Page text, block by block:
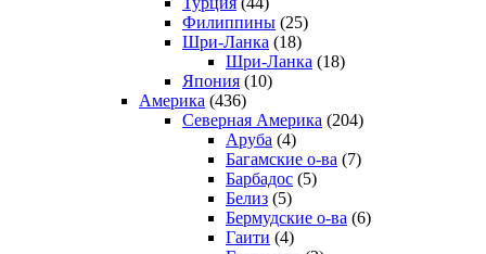
Филиппины (25)
Шри-Ланка (18)
Шри-Ланка (18)
Япония (10)
Америка (436)
Северная Америка (204)
Аруба (4)
Багамские о-ва (7)
Барбадос (5)
Белиз (5)
Бермудские о-ва (6)
Гаити (4)